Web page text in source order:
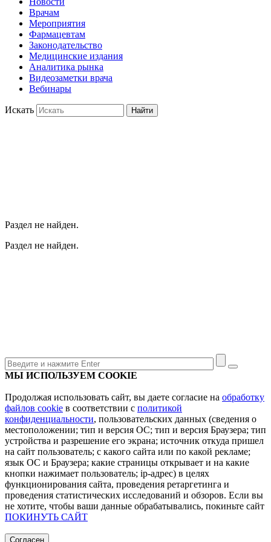
Врачам
Мероприятия
Фармацевтам
Законодательство
Медицинские издания
Аналитика рынка
Видеозаметки врача
Вебинары
Искать Найти
Раздел не найден.
Раздел не найден.
МЫ ИСПОЛЬЗУЕМ COOKIE
Продолжая использовать сайт, вы даете согласие на обработку
файлов cookie в соответствии с политикой
конфиденциальности, пользовательских данных (сведения о
местоположении; тип и версия ОС; тип и версия Браузера; тип
устройства и разрешение его экрана; источник откуда пришел
на сайт пользователь; с какого сайта или по какой рекламе;
язык ОС и Браузера; какие страницы открывает и на какие
кнопки нажимает пользователь; ip-адрес) в целях
функционирования сайта, проведения ретаргетинга и
проведения статистических исследований и обзоров. Если вы
не хотите, чтобы ваши данные обрабатывались, покиньте сайт
ПОКИНУТЬ САЙТ
Согласен